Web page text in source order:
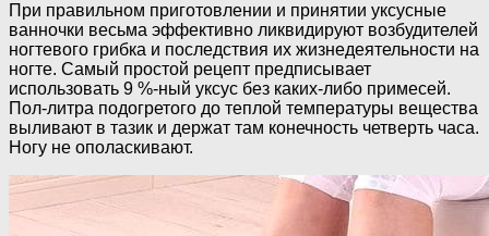
При правильном приготовлении и принятии уксусные
ванночки весьма эффективно ликвидируют возбудителей
ногтевого грибка и последствия их жизнедеятельности на
ногте. Самый простой рецепт предписывает
использовать 9 %-ный уксус без каких-либо примесей.
Пол-литра подогретого до теплой температуры вещества
выливают в тазик и держат там конечность четверть часа.
Ногу не ополаскивают.